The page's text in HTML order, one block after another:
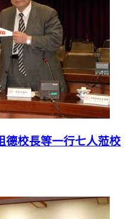
德校長等一行七人蒞校